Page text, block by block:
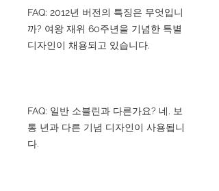
FAQ: 2012년 버전의 특징은 무엇입니
까? 여왕 재위 60주년을 기념한 특별
디자인이 채용되고 있습니다.
FAQ: 일반 소블린과 다른가요? 네. 보
통 년과 다른 기념 디자인이 사용됩니
다.